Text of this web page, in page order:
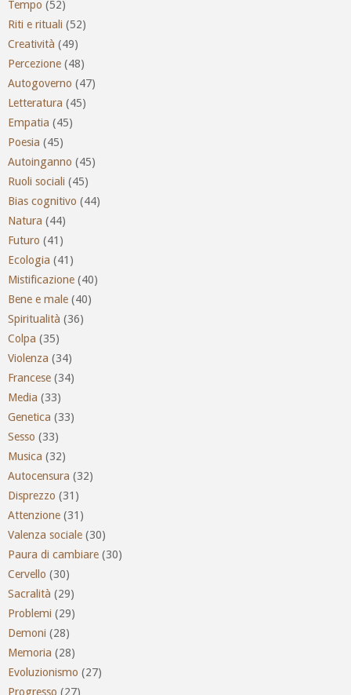
Tempo (52)
Riti e rituali (52)
Creatività (49)
Percezione (48)
Autogoverno (47)
Letteratura (45)
Empatia (45)
Poesia (45)
Autoinganno (45)
Ruoli sociali (45)
Bias cognitivo (44)
Natura (44)
Futuro (41)
Ecologia (41)
Mistificazione (40)
Bene e male (40)
Spiritualità (36)
Colpa (35)
Violenza (34)
Francese (34)
Media (33)
Genetica (33)
Sesso (33)
Musica (32)
Autocensura (32)
Disprezzo (31)
Attenzione (31)
Valenza sociale (30)
Paura di cambiare (30)
Cervello (30)
Sacralità (29)
Problemi (29)
Demoni (28)
Memoria (28)
Evoluzionismo (27)
Progresso (27)